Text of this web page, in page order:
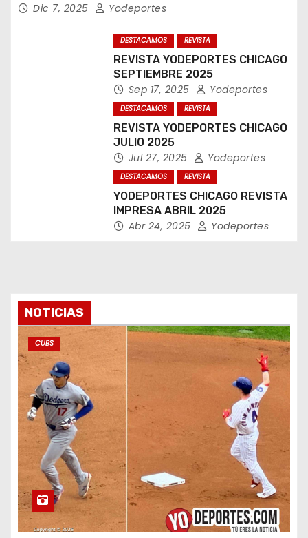
Dic 7, 2025 Yodeportes
DESTACAMOS REVISTA
REVISTA YODEPORTES CHICAGO
SEPTIEMBRE 2025
Sep 17, 2025 Yodeportes
DESTACAMOS REVISTA
REVISTA YODEPORTES CHICAGO
JULIO 2025
Jul 27, 2025 Yodeportes
DESTACAMOS REVISTA
YODEPORTES CHICAGO REVISTA
IMPRESA ABRIL 2025
Abr 24, 2025 Yodeportes
NOTICIAS
CUBS